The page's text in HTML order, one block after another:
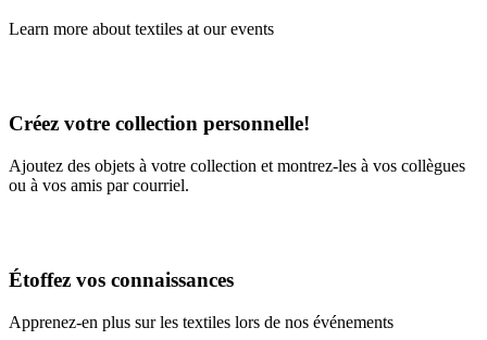
Learn more about textiles at our events
Créez votre collection personnelle!
Ajoutez des objets à votre collection et montrez-les à vos collègues
ou à vos amis par courriel.
Étoffez vos connaissances
Apprenez-en plus sur les textiles lors de nos événements